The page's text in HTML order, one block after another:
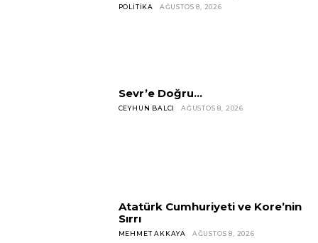
POLITIKA AĞUSTOS 8, 2026
Sevr’e Doğru…
CEYHUN BALCI AĞUSTOS 8, 2026
Atatürk Cumhuriyeti ve Kore’nin
Sırrı
MEHMET AKKAYA AĞUSTOS 8, 2026